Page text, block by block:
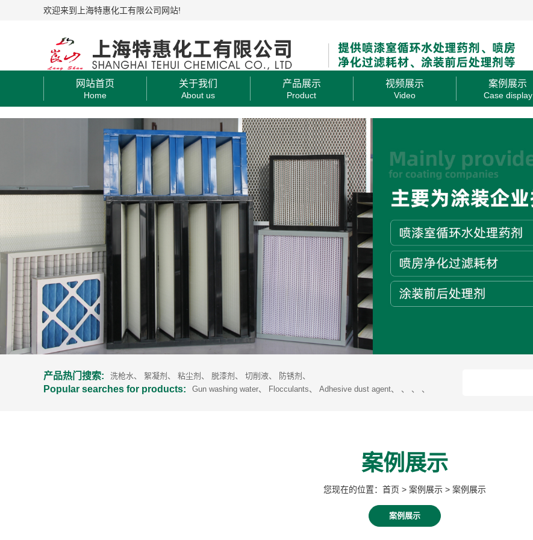
欢迎来到上海特惠化工有限公司网站!
网站首页
Home
关于我们
About us
产品展示
Product
视频展示
Video
案例展示
Case display
产品热门搜索: 洗枪水、 絮凝剂 、 粘尘剂 、 脱漆剂 、 切削液、 防锈剂 、
Popular searches for products: Gun washing water、 Flocculants、 Adhesive dust agent、 、 、 、
案例展示
您现在的位置：首页 > 案例展示 > 案例展示
案例展示